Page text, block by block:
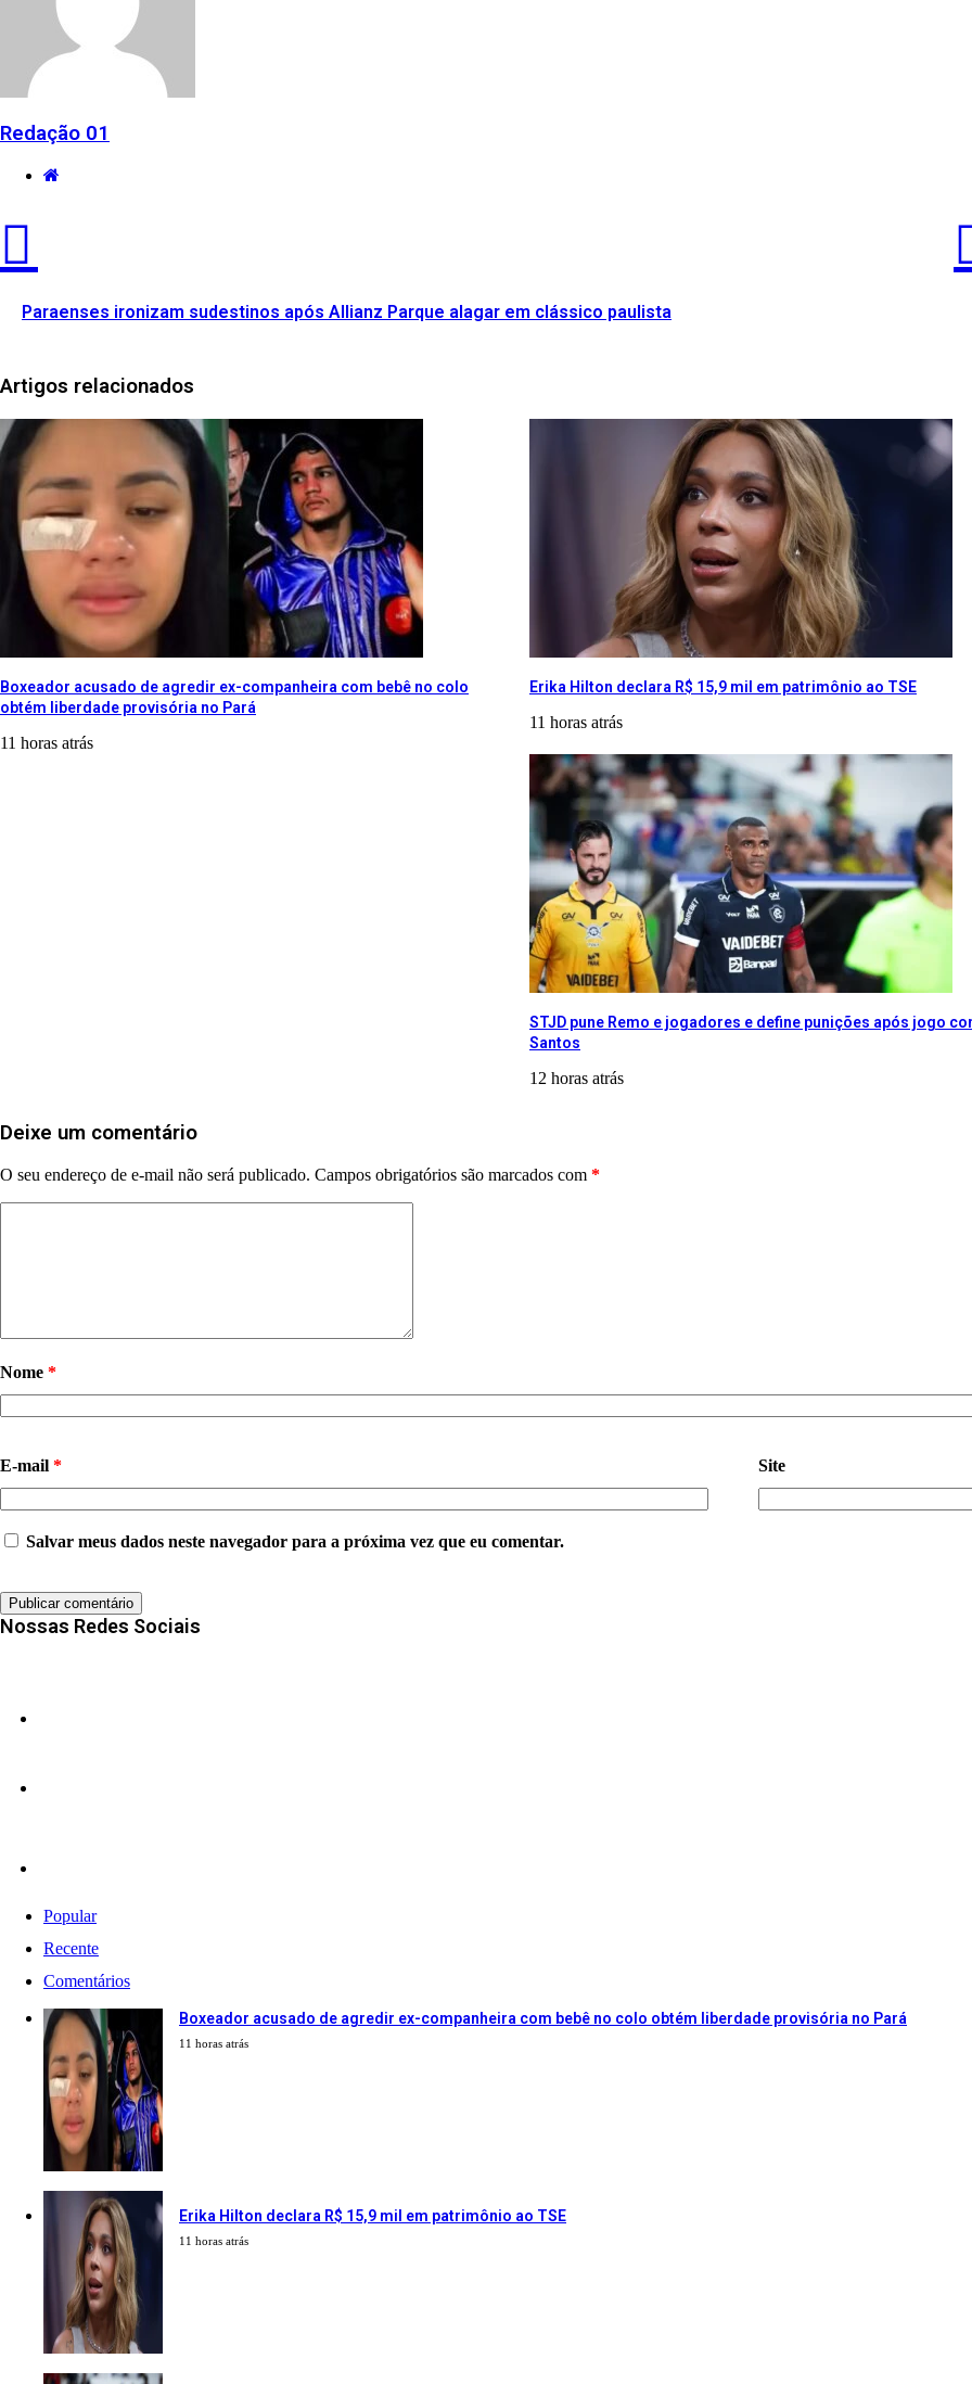
Redação 01
Paraenses ironizam sudestinos após Allianz Parque alagar em clássico paulista
Artigos relacionados
Boxeador acusado de agredir ex-companheira com bebê no colo
obtém liberdade provisória no Pará
11 horas atrás
Erika Hilton declara R$ 15,9 mil em patrimônio ao TSE
11 horas atrás
STJD pune Remo e jogadores e define punições após jogo
Santos
12 horas atrás
Deixe um comentário
O seu endereço de e-mail não será publicado. Campos obrigatórios são marcados com *
Nome *
E-mail * Site
Salvar meus dados neste navegador para a próxima vez que eu comentar.
Nossas Redes Sociais
Popular
Recente
Comentários
Boxeador acusado de agredir ex-companheira com bebê no colo obtém liberdade provisória no Pará
11 horas atrás
Erika Hilton declara R$ 15,9 mil em patrimônio ao TSE
11 horas atrás